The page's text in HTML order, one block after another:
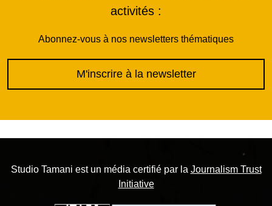
activités :
Abonnez-vous à nos newsletters thématiques
M'inscrire à la newsletter
Studio Tamani est un média certifié par la Journalism Trust
Initiative